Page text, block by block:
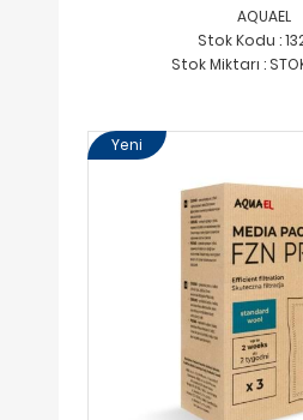
AQUAEL
Stok Kodu :
Stok Miktarı :
Yeni